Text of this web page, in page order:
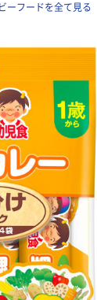
ーフードを全て見る